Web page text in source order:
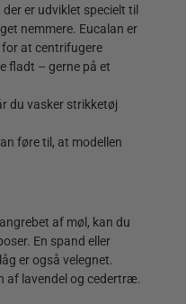
, der er udviklet specielt til
nemmere. Eucalan er
at centrifugere
fladt – gerne på et
du vasker strikketøj
føre til, at modellen
af møl, kan du
En spand eller
er også velegnet.
af lavendel og cedertræ.